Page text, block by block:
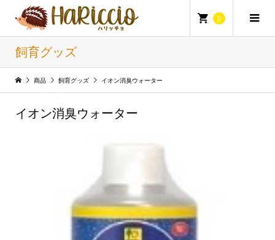
0
飼育グッズ
商品 飼育グッズ イオン消臭ウォーター
イオン消臭ウォーター